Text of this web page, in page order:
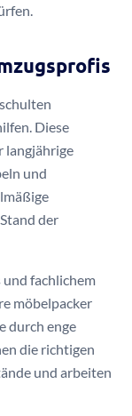
Diese
langjährige
und
der
fachlichem
möbelpacker
durch enge
die richtigen
und arbeiten